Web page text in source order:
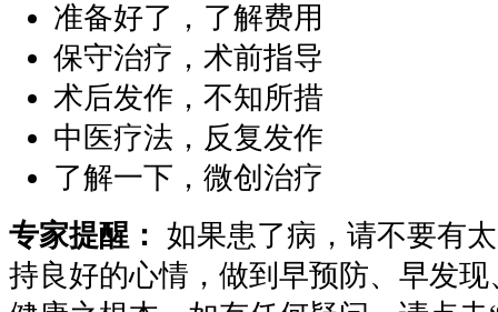
准备好了，了解费用
保守治疗，术前指导
术后发作，不知所措
中医疗法，反复发作
了解一下，微创治疗
专家提醒： 如果患了病，请不要有
持良好的心情，做到早预防、早发